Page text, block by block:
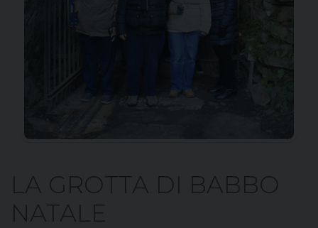
LA GROTTA DI BABBO
NATALE